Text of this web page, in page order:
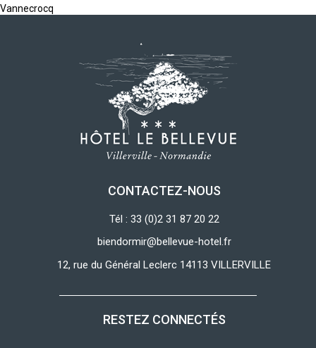
Vannecrocq
CONTACTEZ-NOUS
Tél : 33 (0)2 31 87 20 22
biendormir@bellevue-hotel.fr
12, rue du Général Leclerc 14113 VILLERVILLE
RESTEZ CONNECTÉS